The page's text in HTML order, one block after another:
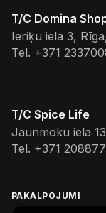
T/C Domina
Ieriķu iela 3,
Tel. +371
T/C Spice Life
Jaunmoku iela
Tel. +371
PAKALPOJUMI